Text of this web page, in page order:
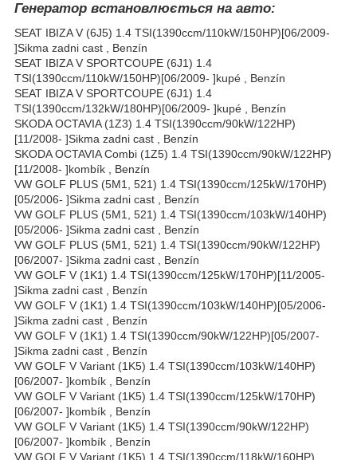
Генератор встановлюється на авто:
SEAT IBIZA V (6J5) 1.4 TSI(1390ccm/110kW/150HP)[06/2009-
]Sikma zadni cast , Benzín
SEAT IBIZA V SPORTCOUPE (6J1) 1.4
TSI(1390ccm/110kW/150HP)[06/2009- ]kupé , Benzín
SEAT IBIZA V SPORTCOUPE (6J1) 1.4
TSI(1390ccm/132kW/180HP)[06/2009- ]kupé , Benzín
SKODA OCTAVIA (1Z3) 1.4 TSI(1390ccm/90kW/122HP)
[11/2008- ]Sikma zadni cast , Benzín
SKODA OCTAVIA Combi (1Z5) 1.4 TSI(1390ccm/90kW/122HP)
[11/2008- ]kombík , Benzín
VW GOLF PLUS (5M1, 521) 1.4 TSI(1390ccm/125kW/170HP)
[05/2006- ]Sikma zadni cast , Benzín
VW GOLF PLUS (5M1, 521) 1.4 TSI(1390ccm/103kW/140HP)
[05/2006- ]Sikma zadni cast , Benzín
VW GOLF PLUS (5M1, 521) 1.4 TSI(1390ccm/90kW/122HP)
[06/2007- ]Sikma zadni cast , Benzín
VW GOLF V (1K1) 1.4 TSI(1390ccm/125kW/170HP)[11/2005-
]Sikma zadni cast , Benzín
VW GOLF V (1K1) 1.4 TSI(1390ccm/103kW/140HP)[05/2006-
]Sikma zadni cast , Benzín
VW GOLF V (1K1) 1.4 TSI(1390ccm/90kW/122HP)[05/2007-
]Sikma zadni cast , Benzín
VW GOLF V Variant (1K5) 1.4 TSI(1390ccm/103kW/140HP)
[06/2007- ]kombík , Benzín
VW GOLF V Variant (1K5) 1.4 TSI(1390ccm/125kW/170HP)
[06/2007- ]kombík , Benzín
VW GOLF V Variant (1K5) 1.4 TSI(1390ccm/90kW/122HP)
[06/2007- ]kombík , Benzín
VW GOLF V Variant (1K5) 1.4 TSI(1390ccm/118kW/160HP)